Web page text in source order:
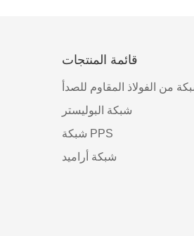
قائمة المنتجات
من الفولاذ المقاوم للصدأ
شبكة البوليستر
شبكة PPS
شبكة أراميد